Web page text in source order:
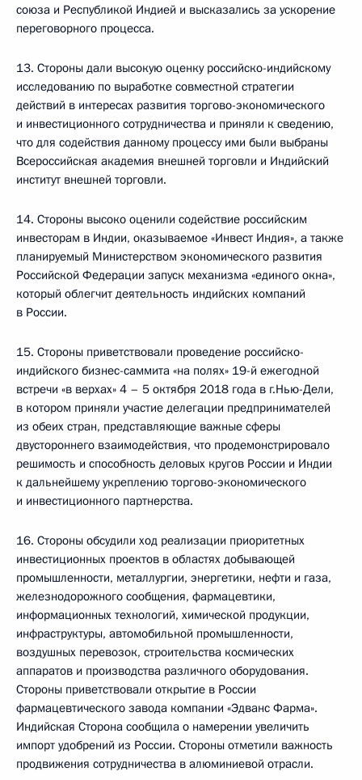
союза и Республикой Индией и высказались за ускорение
переговорного процесса.
13. Стороны дали высокую оценку российско-индийскому
исследованию по выработке совместной стратегии
действий в интересах развития торгово-экономического
и инвестиционного сотрудничества и приняли к сведению,
что для содействия данному процессу ими были выбраны
Всероссийская академия внешней торговли и Индийский
институт внешней торговли.
14. Стороны высоко оценили содействие российским
инвесторам в Индии, оказываемое «Инвест Индия», а также
планируемый Министерством экономического развития
Российской Федерации запуск механизма «единого окна»,
который облегчит деятельность индийских компаний
в России.
15. Стороны приветствовали проведение российско-
индийского бизнес-саммита «на полях» 19-й ежегодной
встречи «в верхах» 4 – 5 октября 2018 года в г.Нью-Дели,
в котором приняли участие делегации предпринимателей
из обеих стран, представляющие важные сферы
двустороннего взаимодействия, что продемонстрировало
решимость и способность деловых кругов России и Индии
к дальнейшему укреплению торгово-экономического
и инвестиционного партнерства.
16. Стороны обсудили ход реализации приоритетных
инвестиционных проектов в областях добывающей
промышленности, металлургии, энергетики, нефти и газа,
железнодорожного сообщения, фармацевтики,
информационных технологий, химической продукции,
инфраструктуры, автомобильной промышленности,
воздушных перевозок, строительства космических
аппаратов и производства различного оборудования.
Стороны приветствовали открытие в России
фармацевтического завода компании «Эдванс Фарма».
Индийская Сторона сообщила о намерении увеличить
импорт удобрений из России. Стороны отметили важность
продвижения сотрудничества в алюминиевой отрасли.